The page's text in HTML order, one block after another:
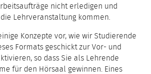
nicht erledigen und
Lehrveranstaltung kommen.
Konzepte vor, wie wir Studierende
Formats geschickt zur Vor- und
so dass Sie als Lehrende
für den Hörsaal gewinnen. Eines